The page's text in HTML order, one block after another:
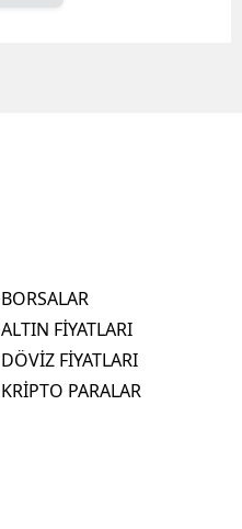
BORSALAR
ALTIN FİYATLARI
DÖVİZ FİYATLARI
KRİPTO PARALAR